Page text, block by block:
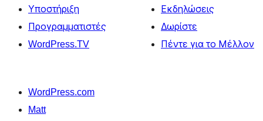
Υποστήριξη
Προγραμματιστές
WordPress.TV
Εκδηλώσεις
Δωρίστε
Πέντε για το Μέλλον
WordPress.com
Matt